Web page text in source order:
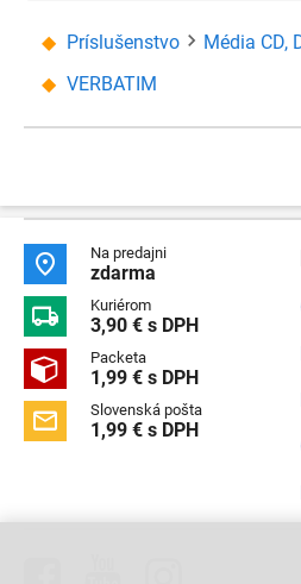
Príslušenstvo Média CD,
VERBATIM
 Na predajni
zdarma
 Kuriérom
3,90 € s DPH
 Packeta
1,99 € s DPH
 Slovenská pošta
1,99 € s DPH